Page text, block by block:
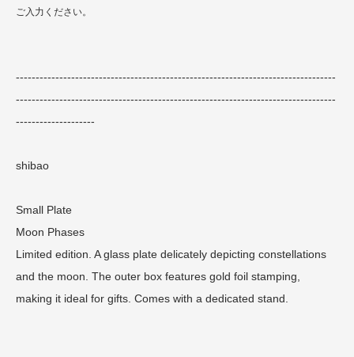
ご入力ください。
---------------------------------------------------------------------------------
---------------------------------------------------------------------------------
--------------------
shibao
Small Plate
Moon Phases
Limited edition. A glass plate delicately depicting constellations
and the moon. The outer box features gold foil stamping,
making it ideal for gifts. Comes with a dedicated stand.